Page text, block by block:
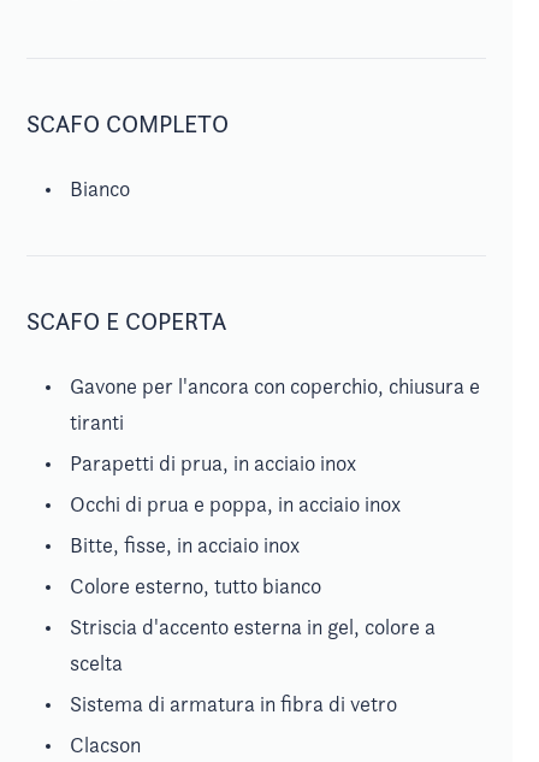
SCAFO COMPLETO
Bianco
SCAFO E COPERTA
Gavone per l'ancora con coperchio, chiusura e
tiranti
Parapetti di prua, in acciaio inox
Occhi di prua e poppa, in acciaio inox
Bitte, fisse, in acciaio inox
Colore esterno, tutto bianco
Striscia d'accento esterna in gel, colore a
scelta
Sistema di armatura in fibra di vetro
Clacson